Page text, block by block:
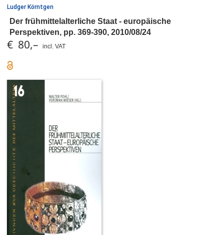
Ludger Körntgen
Der frühmittelalterliche Staat - europäische
Perspektiven, pp. 369-390, 2010/08/24
€ 80,– incl. VAT